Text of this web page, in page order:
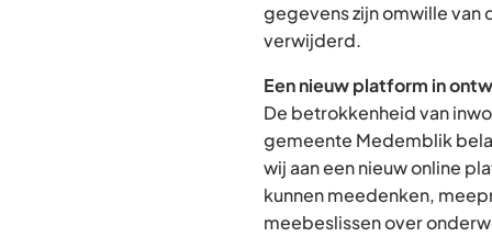
gegevens zijn omwille van
verwijderd.
Een nieuw platform in
De betrokkenheid van
gemeente Medemblik
wij aan een nieuw online
kunnen meedenken,
meebeslissen over